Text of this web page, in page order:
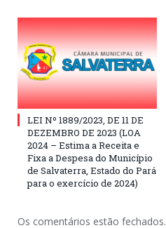
LEI Nº 1889/2023, DE 11 DE
DEZEMBRO DE 2023 (LOA
2024 – Estima a Receita e
Fixa a Despesa do Município
de Salvaterra, Estado do Pará
para o exercício de 2024)
Os comentários estão fechados.